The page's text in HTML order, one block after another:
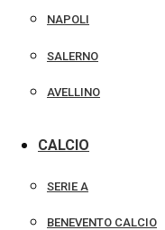
NAPOLI
SALERNO
AVELLINO
CALCIO
SERIE A
BENEVENTO CALCIO